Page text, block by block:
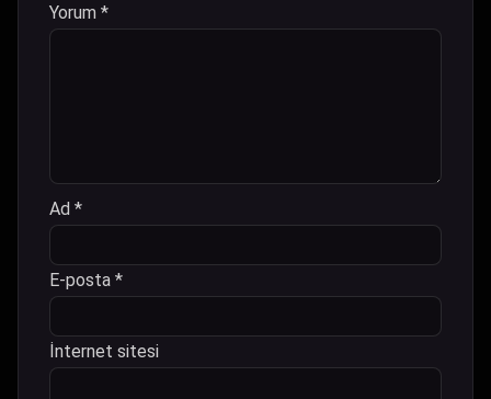
Yorum *
Ad *
E-posta *
İnternet sitesi